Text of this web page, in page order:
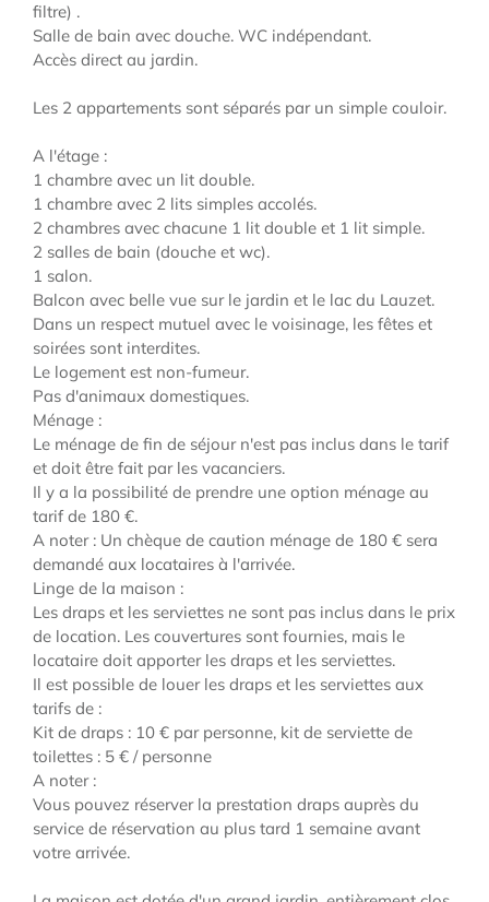
filtre) .
Salle de bain avec douche. WC indépendant.
Accès direct au jardin.
Les 2 appartements sont séparés par un simple couloir.
A l'étage :
1 chambre avec un lit double.
1 chambre avec 2 lits simples accolés.
2 chambres avec chacune 1 lit double et 1 lit simple.
2 salles de bain (douche et wc).
1 salon.
Balcon avec belle vue sur le jardin et le lac du Lauzet.
Dans un respect mutuel avec le voisinage, les fêtes et
soirées sont interdites.
Le logement est non-fumeur.
Pas d'animaux domestiques.
Ménage :
Le ménage de fin de séjour n'est pas inclus dans le tarif
et doit être fait par les vacanciers.
Il y a la possibilité de prendre une option ménage au
tarif de 180 €.
A noter : Un chèque de caution ménage de 180 € sera
demandé aux locataires à l'arrivée.
Linge de la maison :
Les draps et les serviettes ne sont pas inclus dans le prix
de location. Les couvertures sont fournies, mais le
locataire doit apporter les draps et les serviettes.
Il est possible de louer les draps et les serviettes aux
tarifs de :
Kit de draps : 10 € par personne, kit de serviette de
toilettes : 5 € / personne
A noter :
Vous pouvez réserver la prestation draps auprès du
service de réservation au plus tard 1 semaine avant
votre arrivée.